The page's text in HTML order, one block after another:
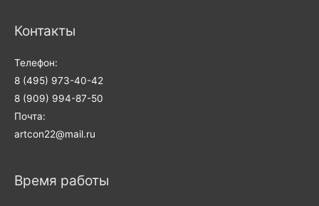
Контакты
Телефон:
8 (495) 973-40-42
8 (909) 994-87-50
Почта:
artcon22@mail.ru
Время работы